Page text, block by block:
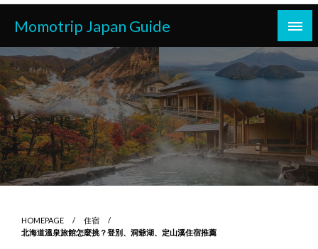
Skip
content
Momotrip Japan Guide
HOMEPAGE
住宿
北海道溫泉旅館怎麼挑？登別、洞爺湖、定山溪住宿推薦